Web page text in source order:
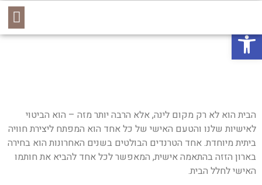
הבית הוא לא רק מקום לינה, אלא הרבה יותר מזה – הוא הביטוי
לאישיות שלנו והטעם האישי של כל אחד הוא המפתח ליצירת חוויה
ביתית מיוחדת. אחד הטרנדים הבולטים בשנים האחרונות הוא בחירה
בארון הזזה בהתאמה אישית, המאפשר לכל אחד להביא את חותמו
האישי לחלל הבית.
פתח סרגל נגישות